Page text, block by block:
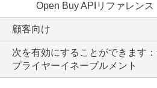
Open Buy APIリファレンス
顧客向け
次を有効にすることができます
プライヤーイネーブルメント